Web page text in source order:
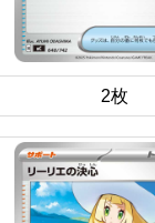
2枚